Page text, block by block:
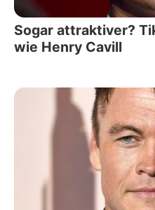
Sogar attraktiver?
wie Henry Cavill